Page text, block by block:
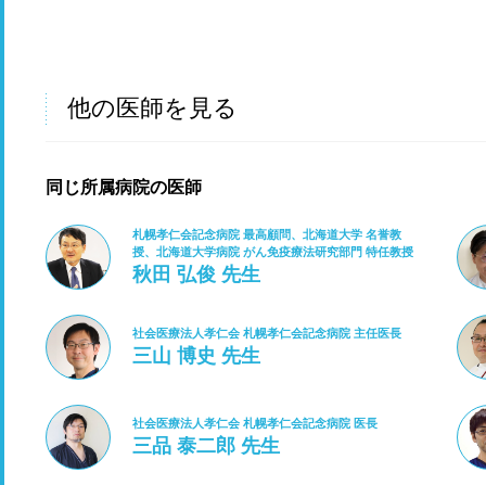
他の医師を見る
同じ所属病院の医師
札幌孝仁会記念病院 最高顧問、北海道大学 名誉教
授、北海道大学病院 がん免疫療法研究部門 特任教授
秋田 弘俊 先生
社会医療法人孝仁会 札幌孝仁会記念病院 主任医長
三山 博史 先生
社会医療法人孝仁会 札幌孝仁会記念病院 医長
三品 泰二郎 先生